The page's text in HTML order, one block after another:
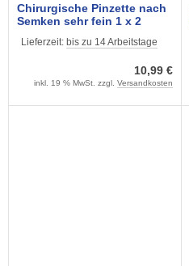
Chirurgische Pinzette nach
Semken sehr fein 1 x 2
Lieferzeit: bis zu 14 Arbeitstage
10,99 €
inkl. 19 % MwSt. zzgl. Versandkosten